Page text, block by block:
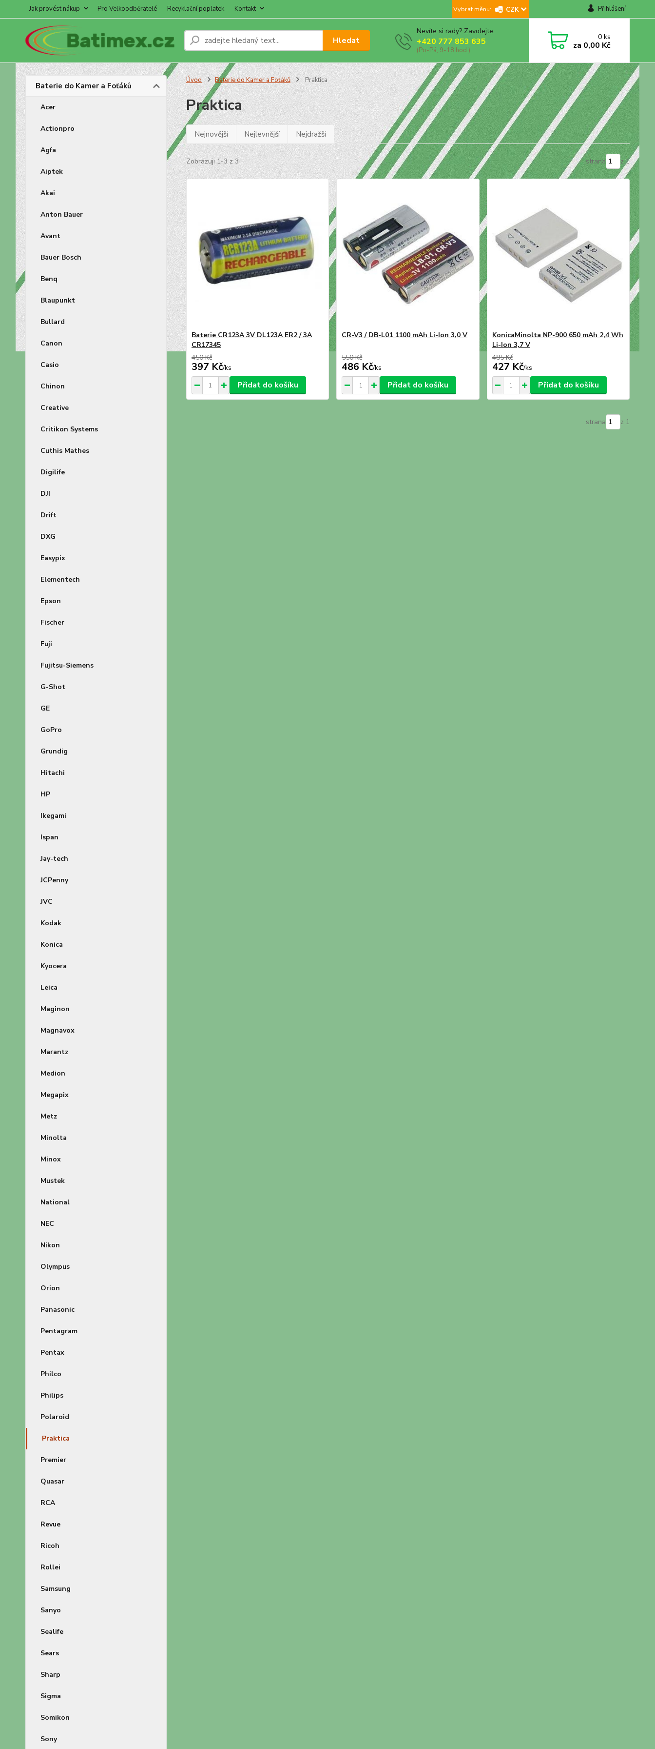
Jak provést nákup Pro Velkoodběratelé Recyklační poplatek Kontakt CZK Přihlášení
Hledat
Nevíte si rady? Zavolejte.
+420 777 853 635
(Po-Pá, 9-18 hod.)
0ks
za 0,00 Kč
Baterie do Kamer a Foťáků
Acer
Actionpro
Agfa
Aiptek
Akai
Anton Bauer
Avant
Bauer Bosch
Benq
Blaupunkt
Bullard
Canon
Casio
Chinon
Creative
Critikon Systems
Cuthis Mathes
Digilife
DJI
Drift
DXG
Easypix
Elementech
Epson
Fischer
Fuji
Fujitsu-Siemens
G-Shot
GE
GoPro
Grundig
Hitachi
HP
Ikegami
Ispan
Jay-tech
JCPenny
JVC
Kodak
Konica
Kyocera
Leica
Maginon
Magnavox
Marantz
Medion
Megapix
Metz
Minolta
Minox
Mustek
National
NEC
Nikon
Olympus
Orion
Panasonic
Pentagram
Pentax
Philco
Philips
Polaroid
Praktica
Premier
Quasar
RCA
Revue
Ricoh
Rollei
Samsung
Sanyo
Sealife
Sears
Sharp
Sigma
Somikon
Sony
Úvod Baterie do Kamer a Foťáků Praktica
Praktica
Nejnovější Nejlevnější Nejdražší
Zobrazuji 1-3 z 3 strana z 1
Baterie CR123A 3V DL123A ER2 / 3A
CR17345
450 Kč
397 Kč/ks
Přidat do košíku
CR-V3 / DB-L01 1100 mAh Li-Ion 3,0 V
550 Kč
486 Kč/ks
Přidat do košíku
KonicaMinolta NP-900 650 mAh 2,4 Wh
Li-Ion 3,7 V
485 Kč
427 Kč/ks
Přidat do košíku
strana z 1